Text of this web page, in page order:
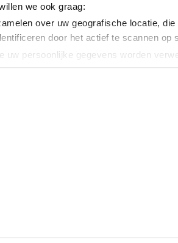
we ook graag:
over uw geografische locatie,
door het actief te scannen op
uw persoonlijke gegevens worden
om content en advertenties te
verzameld op basis van uw